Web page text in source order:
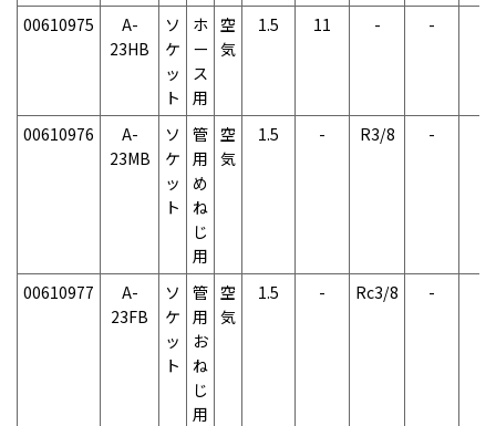
00610975
A-
23HB
ソ
ケ
ッ
ト
ホ
ー
ス
用
空
気
1.5 11 - -
00610976
A-
23MB
ソ
ケ
ッ
ト
管
用
め
ね
じ
用
空
気
1.5 - R3/8 -
00610977
A-
23FB
ソ
ケ
ッ
ト
管
用
お
ね
じ
用
空
気
1.5 - Rc3/8 -